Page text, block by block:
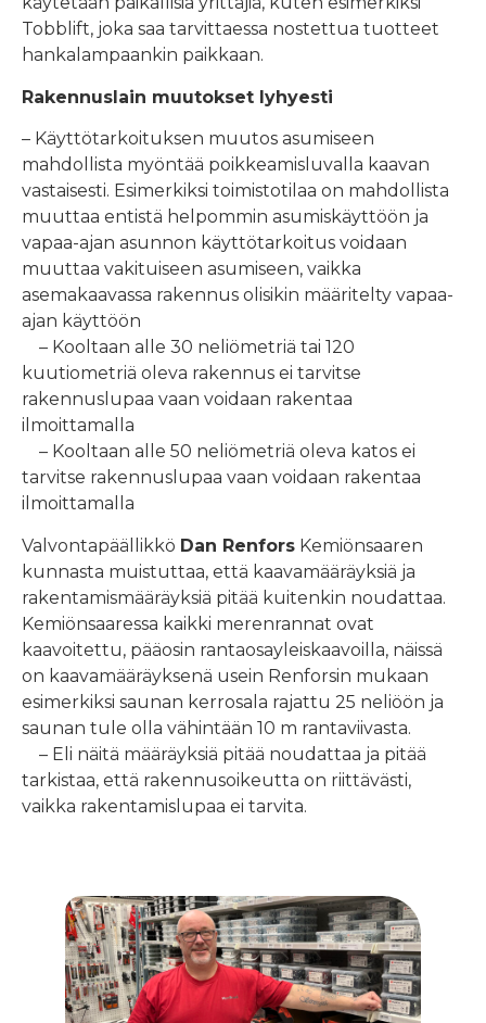
Tobblift, joka saa tarvittaessa nostettua tuotteet
hankalampaankin paikkaan.
Rakennuslain muutokset lyhyesti
– Käyttötarkoituksen muutos asumiseen
mahdollista myöntää poikkeamisluvalla kaavan
vastaisesti. Esimerkiksi toimistotilaa on mahdollista
muuttaa entistä helpommin asumiskäyttöön ja
vapaa-ajan asunnon käyttötarkoitus voidaan
muuttaa vakituiseen asumiseen, vaikka
asemakaavassa rakennus olisikin määritelty vapaa-
ajan käyttöön
– Kooltaan alle 30 neliömetriä tai 120
kuutiometriä oleva rakennus ei tarvitse
rakennuslupaa vaan voidaan rakentaa
ilmoittamalla
– Kooltaan alle 50 neliömetriä oleva katos ei
tarvitse rakennuslupaa vaan voidaan rakentaa
ilmoittamalla
Valvontapäällikkö Dan Renfors Kemiönsaaren
kunnasta muistuttaa, että kaavamääräyksiä ja
rakentamismääräyksiä pitää kuitenkin noudattaa.
Kemiönsaaressa kaikki merenrannat ovat
kaavoitettu, pääosin rantaosayleiskaavoilla, näissä
on kaavamääräyksenä usein Renforsin mukaan
esimerkiksi saunan kerrosala rajattu 25 neliöön ja
saunan tule olla vähintään 10 m rantaviivasta.
– Eli näitä määräyksiä pitää noudattaa ja pitää
tarkistaa, että rakennusoikeutta on riittävästi,
vaikka rakentamislupaa ei tarvita.